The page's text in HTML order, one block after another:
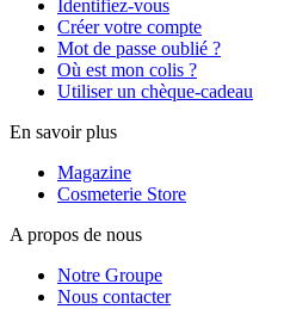
Identifiez-vous
Créer votre compte
Mot de passe oublié ?
Où est mon colis ?
Utiliser un chèque-cadeau
En savoir plus
Magazine
Cosmeterie Store
A propos de nous
Notre Groupe
Nous contacter